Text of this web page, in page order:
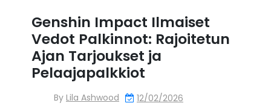
Genshin Impact Ilmaiset
Vedot Palkinnot: Rajoitetun
Ajan Tarjoukset ja
Pelaajapalkkiot
By Lila Ashwood 12/02/2026